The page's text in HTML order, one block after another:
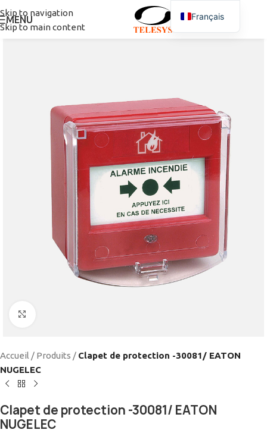
Skip to navigation
Skip to main content
MENU
Accueil / Produits / Clapet de protection -30081/ EATON
NUGELEC
Clapet de protection -30081/ EATON
NUGELEC
Français